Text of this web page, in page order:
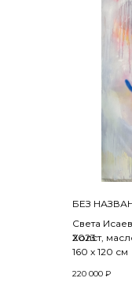
БЕЗ
Света
2023
Холст,
160 х 120 см
220 000 ₽